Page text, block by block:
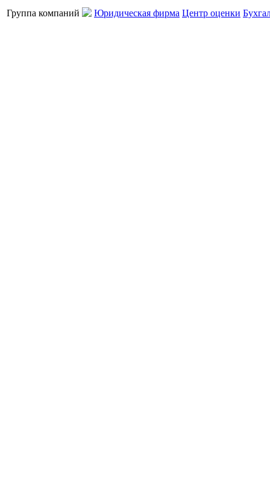
Группа компаний Юридическая фирма Центр оценки